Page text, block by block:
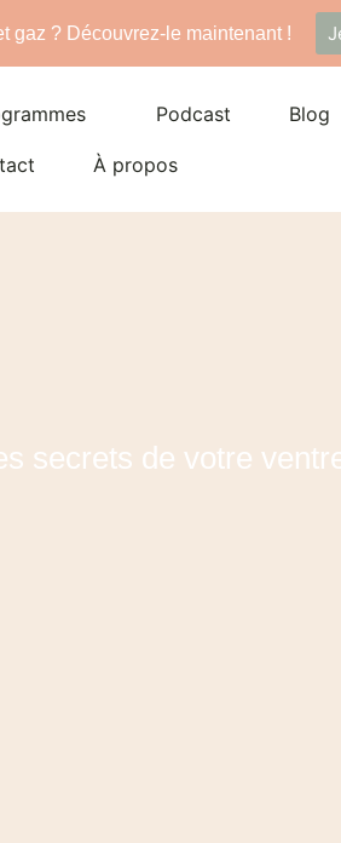
gaz ? Découvrez-le maintenant !
Podcast Blog
À propos
secrets de votre